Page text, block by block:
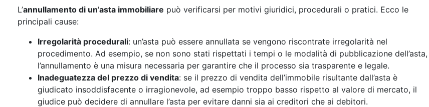
L’annullamento di un’asta immobiliare può verificarsi per motivi giuridici, procedurali o pratici. Ecco le
principali cause:
Irregolarità procedurali: un’asta può essere annullata se vengono riscontrate irregolarità nel
procedimento. Ad esempio, se non sono stati rispettati i tempi o le modalità di pubblicazione dell’asta,
l’annullamento è una misura necessaria per garantire che il processo sia trasparente e legale.
Inadeguatezza del prezzo di vendita: se il prezzo di vendita dell’immobile risultante dall’asta è
giudicato insoddisfacente o irragionevole, ad esempio troppo basso rispetto al valore di mercato, il
giudice può decidere di annullare l’asta per evitare danni sia ai creditori che ai debitori.